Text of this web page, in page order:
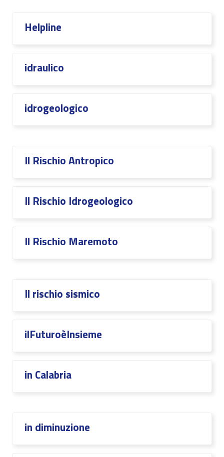
Helpline
idraulico
idrogeologico
Il Rischio Antropico
Il Rischio Idrogeologico
Il Rischio Maremoto
Il rischio sismico
ilFuturoèInsieme
in Calabria
in diminuzione